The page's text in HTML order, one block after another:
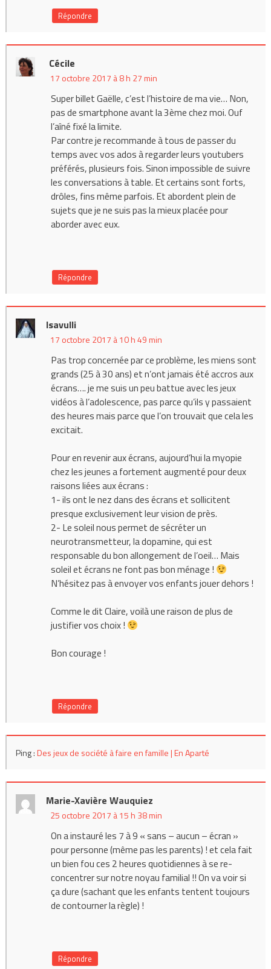
Répondre
Cécile
17 octobre 2017 à 8 h 27 min
Super billet Gaëlle, c’est l’histoire de ma vie… Non,
pas de smartphone avant la 3ème chez moi. Ouf
l’aîné fixé la limite.
Par contre je recommande à tous de passer du
temps avec vos ados à regarder leurs youtubers
préférés, plusieurs fois. Sinon impossible de suivre
les conversations à table. Et certains sont forts,
drôles, fins même parfois. Et abordent plein de
sujets que je ne suis pas la mieux placée pour
aborder avec eux.
Répondre
Isavulli
17 octobre 2017 à 10 h 49 min
Pas trop concernée par ce problème, les miens sont
grands (25 à 30 ans) et n’ont jamais été accros aux
écrans…. je me suis un peu battue avec les jeux
vidéos à l’adolescence, pas parce qu’ils y passaient
des heures mais parce que l’on trouvait que cela les
excitait.
Pour en revenir aux écrans, aujourd’hui la myopie
chez les jeunes a fortement augmenté pour deux
raisons liées aux écrans :
1- ils ont le nez dans des écrans et sollicitent
presque exclusivement leur vision de près.
2- Le soleil nous permet de sécréter un
neurotransmetteur, la dopamine, qui est
responsable du bon allongement de l’oeil… Mais
soleil et écrans ne font pas bon ménage !
N’hésitez pas à envoyer vos enfants jouer dehors !
Comme le dit Claire, voilà une raison de plus de
justifier vos choix !
Bon courage !
Répondre
Ping :Des jeux de société à faire en famille | En Aparté
Marie-Xavière Wauquiez
25 octobre 2017 à 15 h 38 min
On a instauré les 7 à 9 « sans – aucun – écran »
pour personne (même pas les parents) ! et cela fait
un bien fou ces 2 heures quotidiennes à se re-
concentrer sur notre noyau familial !! On va voir si
ça dure (sachant que les enfants tentent toujours
de contourner la règle) !
Répondre